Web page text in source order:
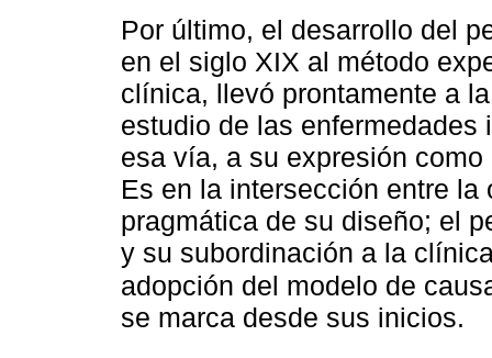
Por último, el desarrollo del
en el siglo XIX al método
clínica, llevó prontamente a
estudio de las
esa vía, a su expresión
Es en la intersección entre
pragmática de su diseño; el
y su subordinación a la
adopción del modelo de
se marca desde sus inicios.